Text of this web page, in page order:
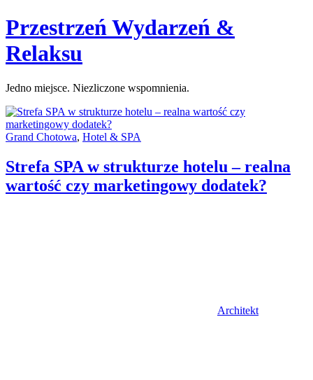
Skip
to
content
Przestrzeń Wydarzeń &
Relaksu
Jedno miejsce. Niezliczone wspomnienia.
Categories:
Grand Chotowa, Hotel & SPA
Strefa SPA w strukturze hotelu – realna
wartość czy marketingowy dodatek?
Architekt